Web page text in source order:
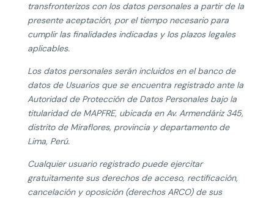
transfronterizos con los datos personales a partir de la
presente aceptación, por el tiempo necesario para
cumplir las finalidades indicadas y los plazos legales
aplicables.
Los datos personales serán incluidos en el banco de
datos de Usuarios que se encuentra registrado ante la
Autoridad de Protección de Datos Personales bajo la
titularidad de MAPFRE, ubicada en Av. Armendáriz 345,
distrito de Miraflores, provincia y departamento de
Lima, Perú.
Cualquier usuario registrado puede ejercitar
gratuitamente sus derechos de acceso, rectificación,
cancelación y oposición (derechos ARCO) de sus